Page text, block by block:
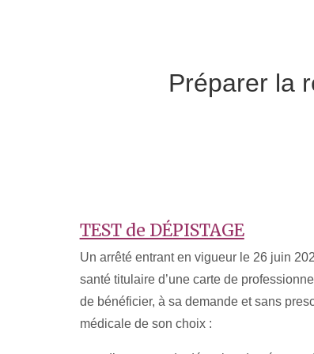
Préparer la
TEST de DÉPISTAGE
Un arrêté entrant en vigueur le 26 juin
santé titulaire d’une carte de
de bénéficier, à sa demande et sans
médicale de son choix :